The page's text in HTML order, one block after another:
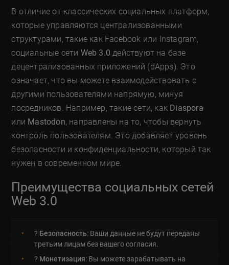
В отличие от классических социальных платформ,
которые управляются централизованными
структурами, такие как Facebook или Instagram,
социальные сети Web 3.0 действуют на базе
децентрализованных приложений (dApps). Это
означает, что вы можете взаимодействовать с
другими пользователями напрямую, минуя
посредников. Например, такие сети, как Diaspora
или Mastodon, направлены на то, чтобы вернуть
контроль пользователям. Это добавляет уровень
безопасности и конфиденциальности, который так
нужен в современном мире.
Преимущества социальных сетей
Web 3.0
? Безопасность: Ваши данные не будут переданы
третьим лицам без вашего согласия.
? Монетизация: Вы можете зарабатывать на